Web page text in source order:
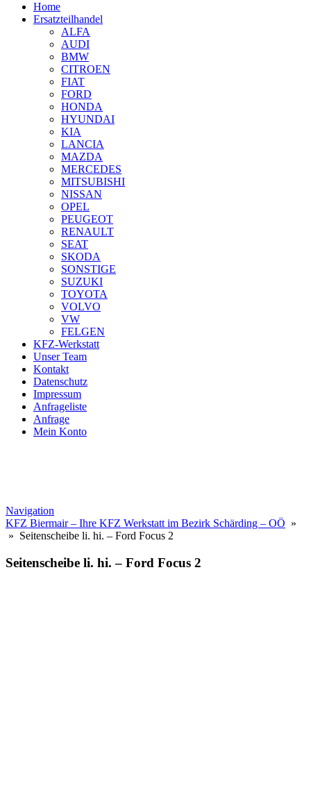
Home
Ersatzteilhandel
ALFA
AUDI
BMW
CITROEN
FIAT
FORD
HONDA
HYUNDAI
KIA
LANCIA
MAZDA
MERCEDES
MITSUBISHI
NISSAN
OPEL
PEUGEOT
RENAULT
SEAT
SKODA
SONSTIGE
SUZUKI
TOYOTA
VOLVO
VW
FELGEN
KFZ-Werkstatt
Unser Team
Kontakt
Datenschutz
Impressum
Anfrageliste
Anfrage
Mein Konto
Navigation
KFZ Biermair – Ihre KFZ Werkstatt im Bezirk Schärding – OÖ »
» Seitenscheibe li. hi. – Ford Focus 2
Seitenscheibe li. hi. – Ford Focus 2